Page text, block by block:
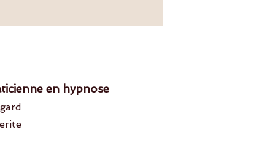
en hypnose